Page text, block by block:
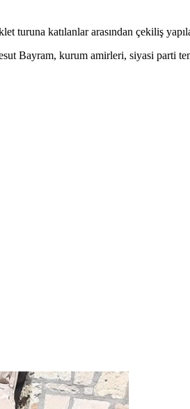
turuna katılanlar arasından çekiliş
Bayram, kurum amirleri, siyasi parti